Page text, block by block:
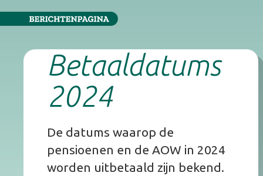
Betaaldatums
2024
De datums waarop de
pensioenen en de AOW in 2024
worden uitbetaald zijn bekend.